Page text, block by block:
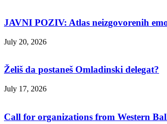
JAVNI POZIV: Atlas neizgovorenih
July 20, 2026
Želiš da postaneš Omladinski delegat?
July 17, 2026
Call for organizations from Western